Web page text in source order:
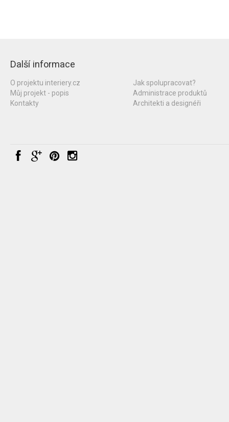
Další informace
O projektu interiery.cz
Můj projekt - popis
Kontakty
Jak spolupracovat?
Administrace produktů
Architekti a designéři